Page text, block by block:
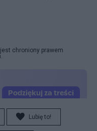
chroniony prawem
Lubię to!